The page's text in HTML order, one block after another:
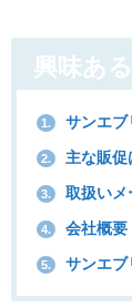
興味あ
1. サンエブ
2. 主な販促
3. 取扱いメ
4. 会社概要
5. サンエブ